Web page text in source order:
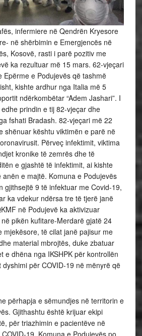
infermiere në Qendrën Kryesore
në shërbimin e Emergjencës në
Kosovë, rasti i parë pozitiv me
ka rezultuar më 15 mars. 62-vjeçari
Epërme e Podujevës që tashmë
kishte ardhur nga Italia më 5
ndërkombëtar “Adem Jashari”. I
prindin e tij 82-vjeçar dhe
fshati Bradash. 82-vjeçari më 22
shënuar kështu viktimën e parë në
Përveç infektimit, viktima
kronike të zemrës dhe të
e gjashtë të infektimit, ai kishte
e majtë. Komuna e Podujevës
gjithsejtë 9 të infektuar me Covid-19,
ka vdekur ndërsa tre të tjerë janë
në Podujevë ka aktivizuar
pikën kufitare-Merdarë gjatë 24
mjekësore, të cilat janë pajisur me
material mbrojtës, duke zbatuar
e dhëna nga IKSHPK për kontrollën
për COVID-19 në mënyrë që
përhapja e sëmundjes në territorin e
Gjithashtu është krijuar ekipi
për triazhimin e pacientëve në